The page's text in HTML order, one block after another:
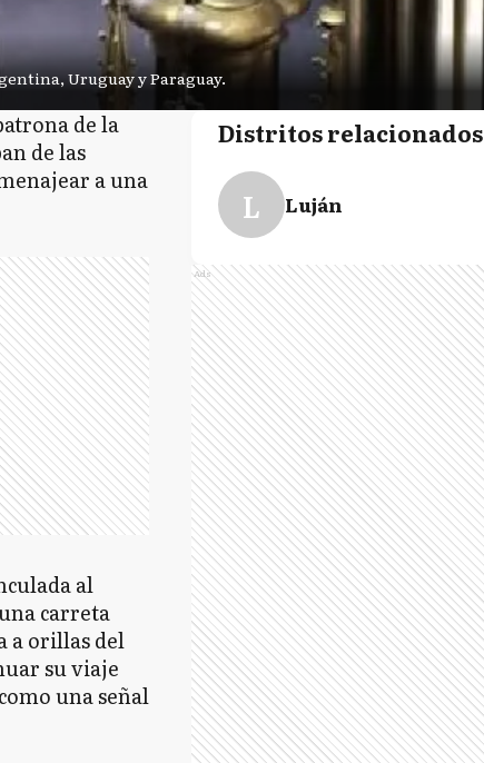
Uruguay y Paraguay.
de la
de las
a una
al
carreta
a orillas del
su viaje
una señal
Distritos relacionados
L Luján
Ads